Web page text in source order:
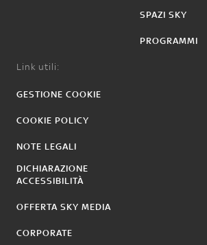
SPAZI SKY
PROGRAMMI
Link utili:
GESTIONE COOKIE
COOKIE POLICY
NOTE LEGALI
DICHIARAZIONE
ACCESSIBILITÀ
OFFERTA SKY MEDIA
CORPORATE